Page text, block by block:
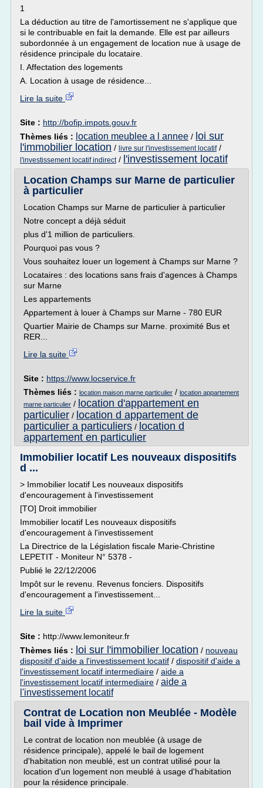
1
La déduction au titre de l'amortissement ne s'applique que
si le contribuable en fait la demande. Elle est par ailleurs
subordonnée à un engagement de location nue à usage de
résidence principale du locataire.
I. Affectation des logements
A. Location à usage de résidence...
Lire la suite
Site : http://bofip.impots.gouv.fr
Thèmes liés : location meublee a l annee / loi sur
l'immobilier location / livre sur l'investissement locatif/
l'investissement locatif indirect/ l'investissement locatif
Location Champs sur Marne de particulier
à particulier
Location Champs sur Marne de particulier à particulier
Notre concept a déjà séduit
plus d'1 million de particuliers.
Pourquoi pas vous ?
Vous souhaitez louer un logement à Champs sur Marne ?
Locataires : des locations sans frais d'agences à Champs
sur Marne
Les appartements
Appartement à louer à Champs sur Marne - 780 EUR
Quartier Mairie de Champs sur Marne. proximité Bus et
RER...
Lire la suite
Site : https://www.locservice.fr
Thèmes liés : location maison marne particulier / location appartement
marne particulier / location d'appartement en
particulier / location d appartement de
particulier a particuliers / location d
appartement en particulier
Immobilier locatif Les nouveaux dispositifs
d ...
> Immobilier locatif Les nouveaux dispositifs
d'encouragement à l'investissement
[TO] Droit immobilier
Immobilier locatif Les nouveaux dispositifs
d'encouragement à l'investissement
La Directrice de la Législation fiscale Marie-Christine
LEPETIT - Moniteur N° 5378 -
Publié le 22/12/2006
Impôt sur le revenu. Revenus fonciers. Dispositifs
d'encouragement a l'investissement...
Lire la suite
Site : http://www.lemoniteur.fr
Thèmes liés : loi sur l'immobilier location / nouveau
dispositif d'aide a l'investissement locatif / dispositif d'aide a
l'investissement locatif intermediaire / aide a
l'investissement locatif intermediaire / aide a
l'investissement locatif
Contrat de Location non Meublée - Modèle
bail vide à Imprimer
Le contrat de location non meublée (à usage de
résidence principale), appelé le bail de logement
d'habitation non meublé, est un contrat utilisé pour la
location d'un logement non meublé à usage d'habitation
pour la résidence principale.